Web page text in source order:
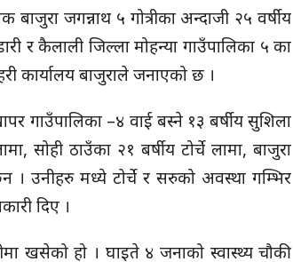
जगन्नाथ ५ गोत्रीका अन्दाजी २५ वर्षीय
र कैलाली जिल्ला मोहन्या गाउँपालिका ५ का
कार्यालय बाजुराले जनाएको छ ।
गाउँपालिका –४ वाई बस्ने १३ बर्षीय सुशिला
सोही ठाउँका २१ बर्षीय टोर्चे लामा, बाजुरा
। उनीहरु मध्ये टोर्चे र सरुको अवस्था गम्भिर
दिए ।
खसेको हो । घाइते ४ जनाको स्वास्थ्य चौकी